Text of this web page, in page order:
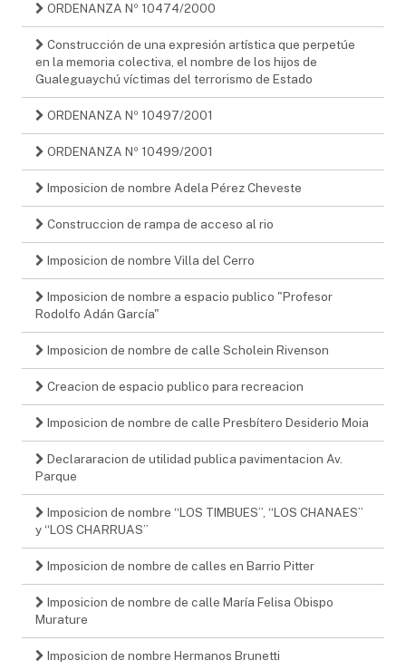
ORDENANZA Nº 10474/2000
Construcción de una expresión artística que perpetúe
en la memoria colectiva, el nombre de los hijos de
Gualeguaychú víctimas del terrorismo de Estado
ORDENANZA Nº 10497/2001
ORDENANZA Nº 10499/2001
Imposicion de nombre Adela Pérez Cheveste
Construccion de rampa de acceso al rio
Imposicion de nombre Villa del Cerro
Imposicion de nombre a espacio publico "Profesor
Rodolfo Adán García"
Imposicion de nombre de calle Scholein Rivenson
Creacion de espacio publico para recreacion
Imposicion de nombre de calle Presbítero Desiderio Moia
Declararacion de utilidad publica pavimentacion Av.
Parque
Imposicion de nombre “LOS TIMBUES”, “LOS CHANAES”
y “LOS CHARRUAS”
Imposicion de nombre de calles en Barrio Pitter
Imposicion de nombre de calle María Felisa Obispo
Murature
Imposicion de nombre Hermanos Brunetti